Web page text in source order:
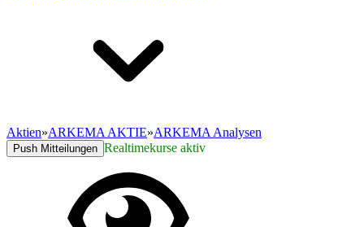
Aktien»ARKEMA AKTIE»ARKEMA Analysen
Push Mitteilungen Realtimekurse aktiv